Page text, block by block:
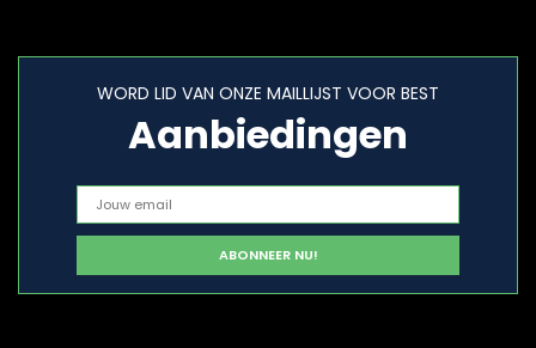
WORD LID VAN ONZE MAILLIJST VOOR BEST
Aanbiedingen